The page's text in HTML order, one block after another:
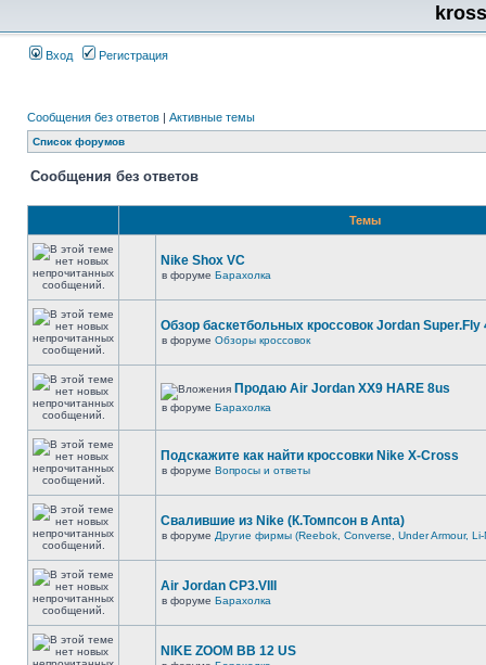
Вход Регистрация
Сообщения без ответов | Активные темы
Список форумов
Сообщения без ответов
Темы
Nike Shox VC
в форуме Барахолка
Обзор баскетбольных кроссовок Jordan Super.Fly
в форуме Обзоры кроссовок
Продаю Air Jordan XX9 HARE 8us
в форуме Барахолка
Подскажите как найти кроссовки Nike X-Cross
в форуме Вопросы и ответы
Свалившие из Nike (К.Томпсон в Anta)
в форуме Другие фирмы (Reebok, Converse, Under Armour, Li-
Air Jordan CP3.VIII
в форуме Барахолка
NIKE ZOOM BB 12 US